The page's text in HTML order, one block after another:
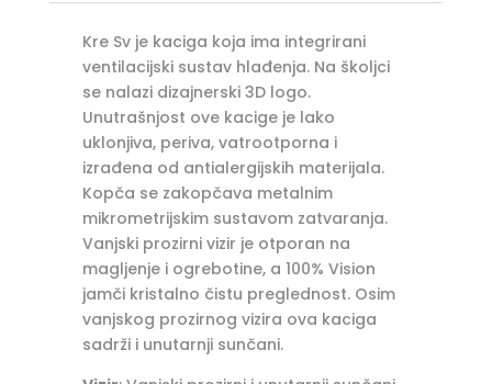
Kre Sv je kaciga koja ima integrirani
ventilacijski sustav hlađenja. Na školjci
se nalazi dizajnerski 3D logo.
Unutrašnjost ove kacige je lako
uklonjiva, periva, vatrootporna i
izrađena od antialergijskih materijala.
Kopča se zakopčava metalnim
mikrometrijskim sustavom zatvaranja.
Vanjski prozirni vizir je otporan na
magljenje i ogrebotine, a 100% Vision
jamči kristalno čistu preglednost. Osim
vanjskog prozirnog vizira ova kaciga
sadrži i unutarnji sunčani.